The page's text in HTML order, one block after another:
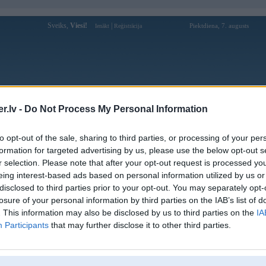
- Do Not Process My Personal Information
opt-out of the sale, sharing to third parties, or processing of your
for targeted advertising by us, please use the below opt-out
selection. Please note that after your opt-out request is processed
interest-based ads based on personal information utilized by us
to third parties prior to your opt-out. You may separately
of your personal information by third parties on the IAB’s list of
This information may also be disclosed by us to third parties on the
Participants that may further disclose it to other third parties.
Sveiks, Viesi! Ienākt Reģistrācija Piektdiena, 7. augusts
Forums Galerijas Reģistrācija Lietotāji
Lietotāja keonhacaicc1 profils
Lietotājvārds:
keonhacaicc1
Ziņojumi forumā:
0
Pēdējie ziņojumi forumā